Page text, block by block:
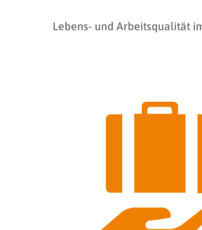
Lebens- und Arbeitsqualität